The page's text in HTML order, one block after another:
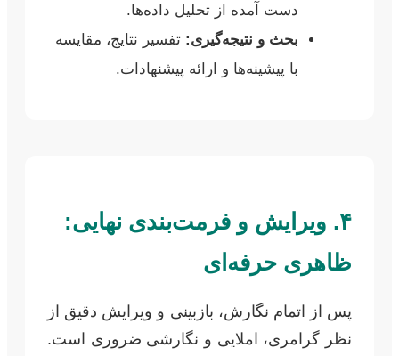
دست آمده از تحلیل داده‌ها.
بحث و نتیجه‌گیری: تفسیر نتایج، مقایسه
با پیشینه‌ها و ارائه پیشنهادات.
۴. ویرایش و فرمت‌بندی نهایی:
ظاهری حرفه‌ای
پس از اتمام نگارش، بازبینی و ویرایش دقیق از
نظر گرامری، املایی و نگارشی ضروری است.